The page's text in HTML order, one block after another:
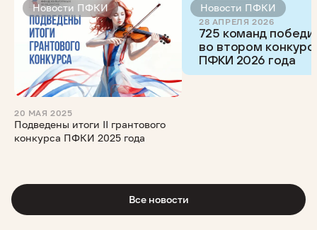
Новости ПФКИ
20 МАЯ 2025
Подведены итоги II грантового
конкурса ПФКИ 2025 года
Новости ПФКИ
28 АПРЕЛЯ 2026
725 команд
во втором
ПФКИ 2026 года
Все новости